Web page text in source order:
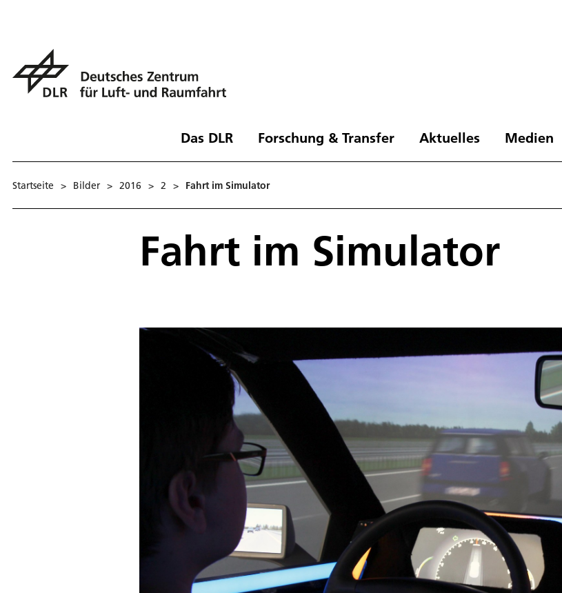
Das DLR Forschung & Transfer Aktuelles Medien
Startseite > Bilder > 2016 > 2 > Fahrt im Simulator
Fahrt im Simulator